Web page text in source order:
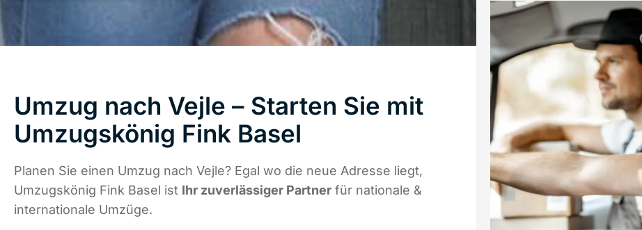
Umzug nach Vejle – Starten Sie mit
Umzugskönig Fink Basel
Planen Sie einen Umzug nach Vejle? Egal wo die neue Adresse liegt,
Umzugskönig Fink Basel ist Ihr zuverlässiger Partner für nationale &
internationale Umzüge.